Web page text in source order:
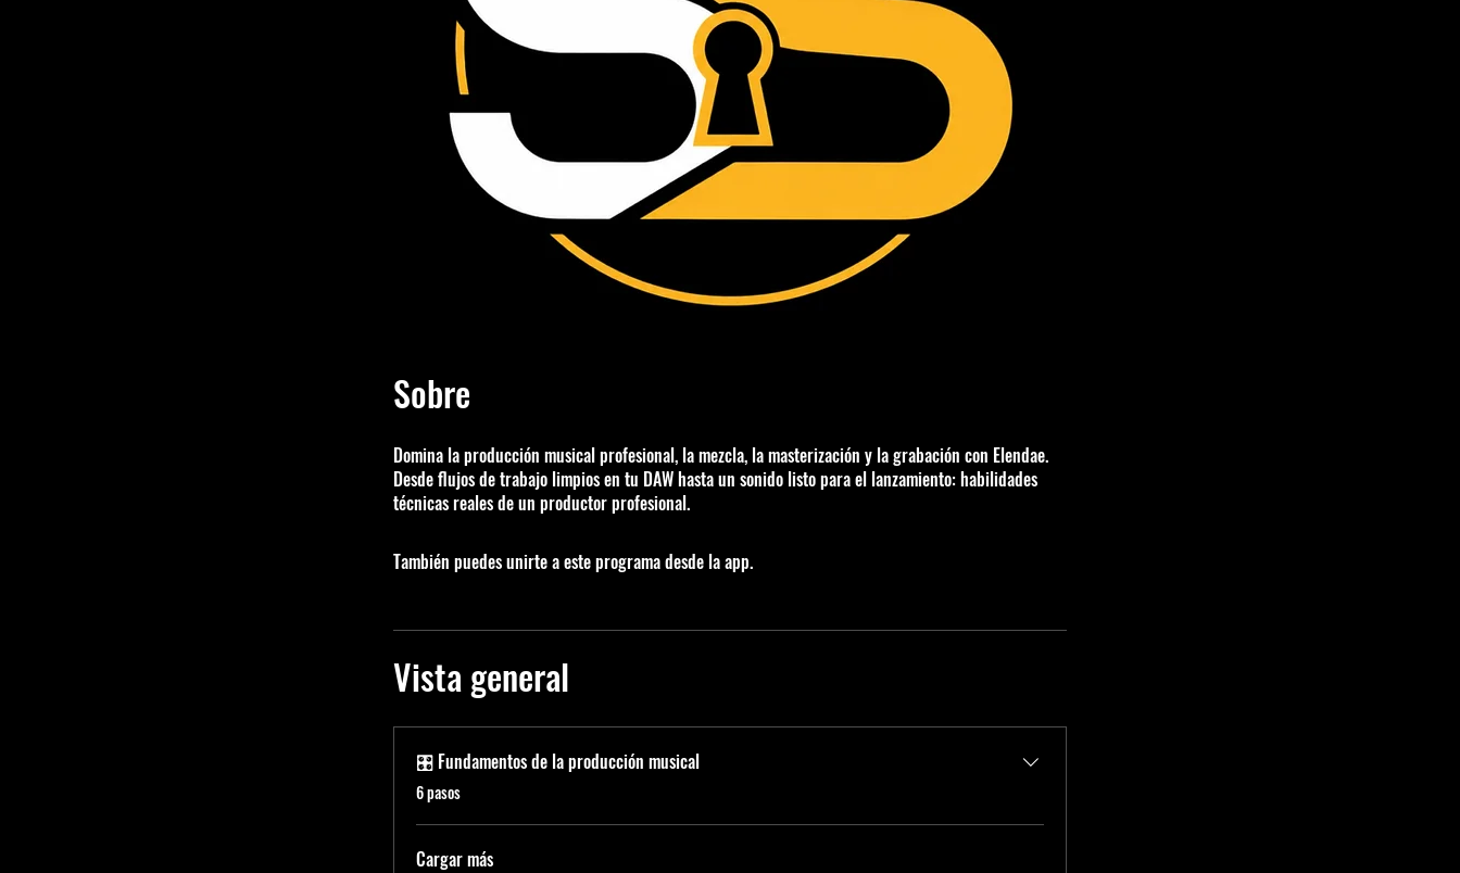
Sobre
Domina la producción musical profesional, la mezcla, la masterización y la grabación con Elendae.
Desde flujos de trabajo limpios en tu DAW hasta un sonido listo para el lanzamiento: habilidades
técnicas reales de un productor profesional.
También puedes unirte a este programa desde la app.
Vista general
🎛️ Fundamentos de la producción musical
.6 pasos
Cargar más